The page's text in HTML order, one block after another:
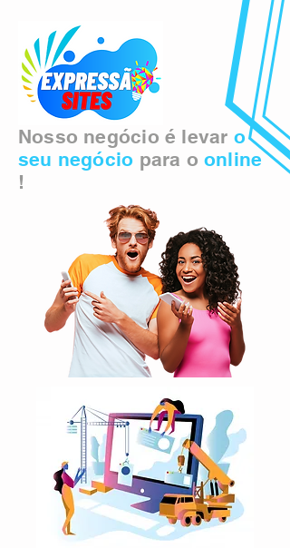
Nosso negócio é levar o
seu negócio para o online
!